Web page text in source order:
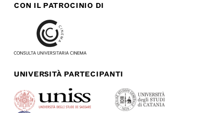
CON IL PATROCINIO DI
UNIVERSITÀ PARTECIPANTI